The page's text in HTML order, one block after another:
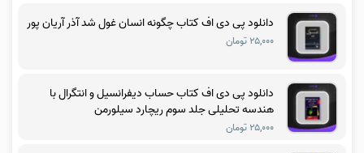
دانلود پی دی اف کتاب چگونه انسان غول شد آذر آریان پور
۲۵,۰۰۰ تومان
دانلود پی دی اف کتاب حساب دیفرانسیل و انتگرال با
هندسه تحلیلی جلد سوم ریچارد سیلورمن
۲۵,۰۰۰ تومان